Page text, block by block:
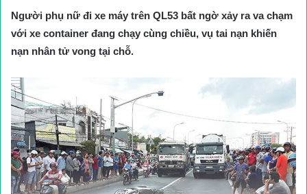
Người phụ nữ đi xe máy trên QL53 bất ngờ xảy ra va chạm
với xe container đang chạy cùng chiều, vụ tai nạn khiến
nạn nhân tử vong tại chỗ.